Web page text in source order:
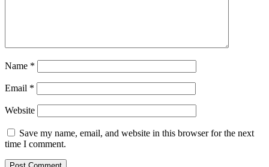
Name *
Email *
Website
Save my name, email, and website in this browser for the next
time I comment.